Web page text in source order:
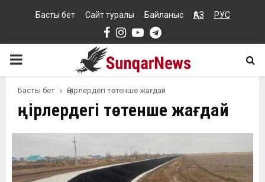
Басты бет Сайт туралы Байланыс ҚАЗ РУС
Facebook
Instagram
YoutubeTelegram
PRIMARY
MENU
Басты бет Өңірлердегі төтенше жағдай
Өңірлердегі төтенше жағдай